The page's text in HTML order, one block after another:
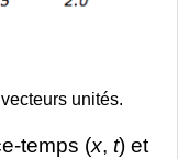
unités.
temps (x, t) et